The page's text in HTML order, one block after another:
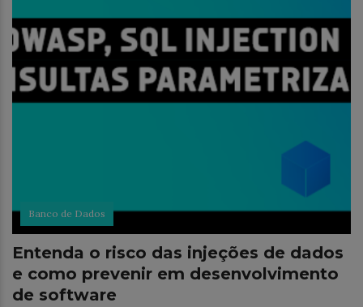
Banco de Dados
Entenda o risco das injeções de dados
e como prevenir em desenvolvimento
de software